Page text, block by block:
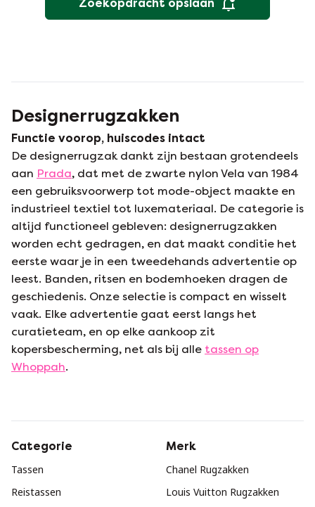
Zoekopdracht opslaan
Designerrugzakken
Functie voorop, huiscodes intact
De designerrugzak dankt zijn bestaan grotendeels
aan Prada, dat met de zwarte nylon Vela van 1984
een gebruiksvoorwerp tot mode-object maakte en
industrieel textiel tot luxemateriaal. De categorie is
altijd functioneel gebleven: designerrugzakken
worden echt gedragen, en dat maakt conditie het
eerste waar je in een tweedehands advertentie op
leest. Banden, ritsen en bodemhoeken dragen de
geschiedenis. Onze selectie is compact en wisselt
vaak. Elke advertentie gaat eerst langs het
curatieteam, en op elke aankoop zit
kopersbescherming, net als bij alle tassen op
Whoppah.
Categorie
Tassen
Reistassen
Merk
Chanel Rugzakken
Louis Vuitton Rugzakken